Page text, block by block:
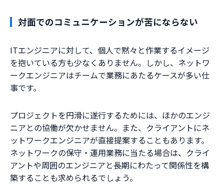
対面でのコミュニケーションが苦にならない
ITエンジニアに対して、個人で黙々と作業するイメージ
を抱いている方も少なくありません。しかし、ネットワ
ークエンジニアはチームで業務にあたるケースが多い仕
事です。
プロジェクトを円滑に遂行するためには、ほかのエンジ
ニアとの協働が欠かせません。また、クライアントにネ
ットワークエンジニアが直接提案することもあります。
ネットワークの保守・運用業務に当たる場合は、クライ
アントや周囲のエンジニアと長期にわたって関係性を構
築することも求められるでしょう。